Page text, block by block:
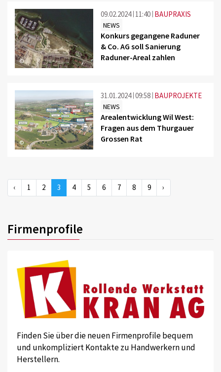
©
09.02.2024 11:40 BAUPRAXIS
NEWS
Konkurs gegangene Raduner
& Co. AG soll Sanierung
Raduner-Areal zahlen
©
31.01.2024 09:58 BAUPROJEKTE
NEWS
Arealentwicklung Wil West:
Fragen aus dem Thurgauer
Grossen Rat
‹ 1 2 3 4 5 6 7 8 9 ›
Firmenprofile
Finden Sie über die neuen Firmenprofile bequem
und unkompliziert Kontakte zu Handwerkern und
Herstellern.